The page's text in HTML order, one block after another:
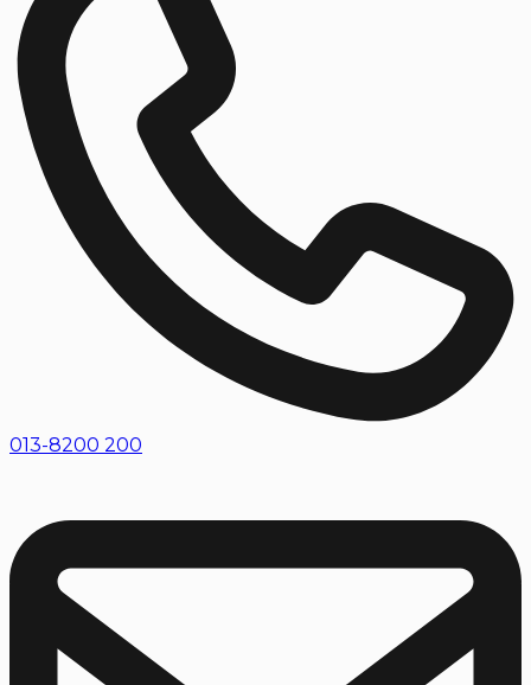
013-8200 200